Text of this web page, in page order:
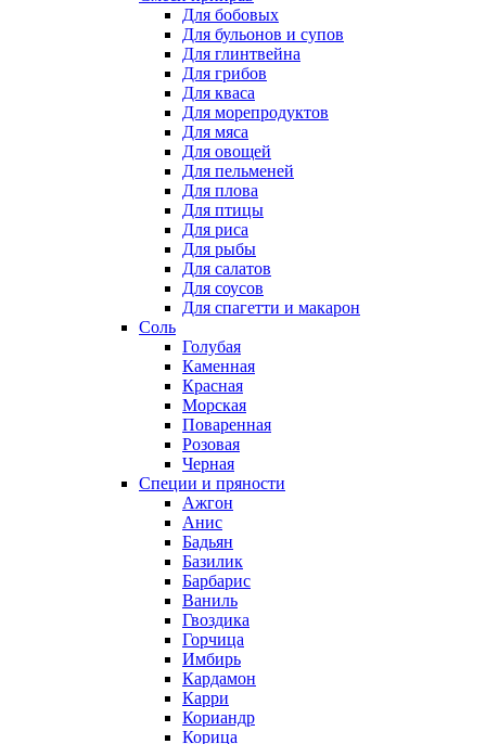
Для бобовых
Для бульонов и супов
Для глинтвейна
Для грибов
Для кваса
Для морепродуктов
Для мяса
Для овощей
Для пельменей
Для плова
Для птицы
Для риса
Для рыбы
Для салатов
Для соусов
Для спагетти и макарон
Соль
Голубая
Каменная
Красная
Морская
Поваренная
Розовая
Черная
Специи и пряности
Ажгон
Анис
Бадьян
Базилик
Барбарис
Ваниль
Гвоздика
Горчица
Имбирь
Кардамон
Карри
Кориандр
Корица